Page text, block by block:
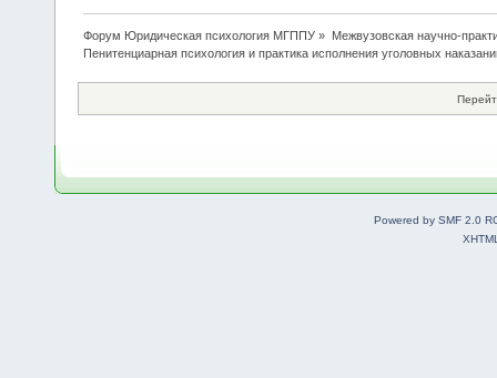
Форум Юридическая психология МГППУ » Межвузовская научно-
Пенитенциарная психология и практика исполнения уголовных
Powered by SMF 2.0